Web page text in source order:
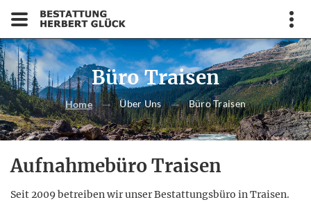
Büro Traisen
Home Über Uns Büro Traisen
Aufnahmebüro Traisen
Seit 2009 betreiben wir unser Bestattungsbüro in Traisen.